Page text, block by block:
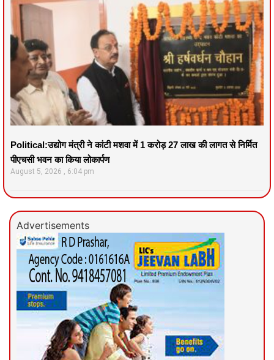
Political:उद्योग मंत्री ने कांटी मशवा में 1 करोड़ 27 लाख की लागत से निर्मित
पीएचसी भवन का किया लोकार्पण
August 5, 2026 6:04 pm
Advertisements